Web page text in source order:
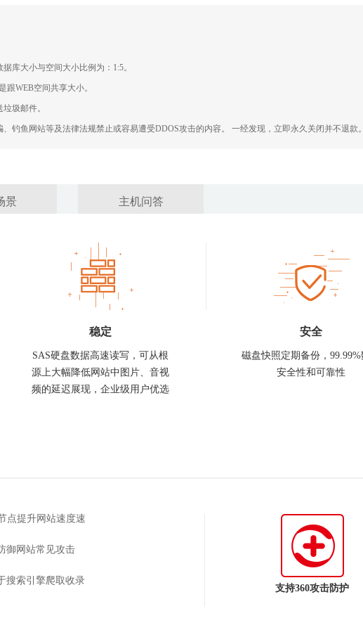
库大小与空间大小比例为：1:5。
跟WEB空间共享大小。
圾邮件。
钓鱼网站等及法律法规禁止或容易遭受DDOS攻击的内容。 一经发现，立即永久关闭并不退款
景 主机问答
稳定
SAS硬盘数据高速读写，可从根
源上大幅降低网站中图片、音视
频的延迟展现，企业级用户优选
安全
磁盘快照定期备份，
安全性和可靠性
点提升网站速度速
御网站常见攻击
搜索引擎爬取收录
支持360攻击防护